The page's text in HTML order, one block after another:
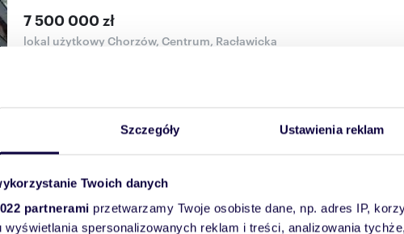
Szczegóły Ustawienia reklam
Twoich danych
partnerami przetwarzamy Twoje osobiste dane, np. adres IP,
wyświetlania spersonalizowanych reklam i treści, analizowania
7 500 000 zł
lokal użytkowy Chorzów, Centrum, Racławicka
BUDYNEK BIUROWO- PRODUKCYJNY PRZY TRASIE DTŚ W
Na sprzedaż funkcjonalny lokal 360 m² w Chorzowie